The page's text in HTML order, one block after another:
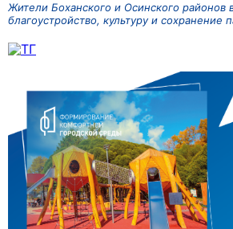
Жители Боханского и Осинского районов
благоустройство, культуру и сохранение